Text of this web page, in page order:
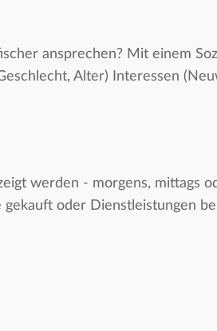
ansprechen? Mit einem
Alter) Interessen
werden - morgens, mittags
oder Dienstleistungen